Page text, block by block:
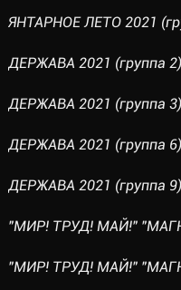
ЯНТАРНОЕ ЛЕТО 2021
ДЕРЖАВА 2021 (группа 2)
ДЕРЖАВА 2021 (группа 3)
ДЕРЖАВА 2021 (группа 6)
ДЕРЖАВА 2021 (группа 9)
"МИР! ТРУД! МАЙ!"
"МИР! ТРУД! МАЙ!"